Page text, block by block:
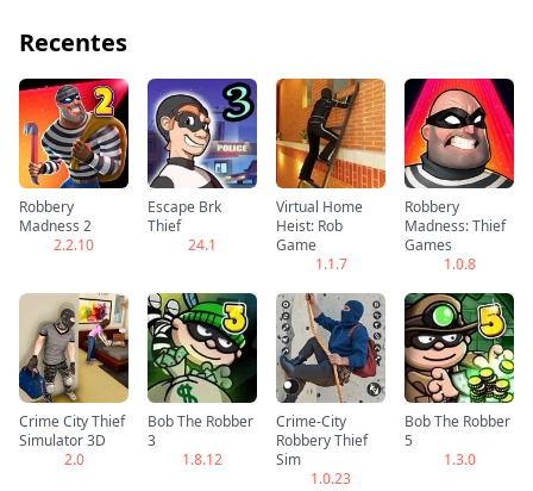
Recentes
Robbery
Madness 2
2.2.10
Escape Brk
Thief
24.1
Virtual Home
Heist: Rob
Game
1.1.7
Robbery
Madness: Thief
Games
1.0.8
Crime City Thief
Simulator 3D
2.0
Bob The Robber
3
1.8.12
Crime-City
Robbery Thief
Sim
1.0.23
Bob The Robber
5
1.3.0